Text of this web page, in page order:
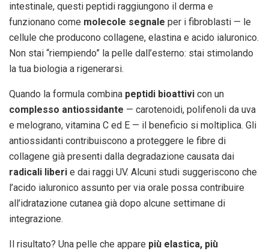
intestinale, questi peptidi raggiungono il derma e
funzionano come molecole segnale per i fibroblasti — le
cellule che producono collagene, elastina e acido ialuronico.
Non stai “riempiendo” la pelle dall’esterno: stai stimolando
la tua biologia a rigenerarsi.
Quando la formula combina peptidi bioattivi con un
complesso antiossidante — carotenoidi, polifenoli da uva
e melograno, vitamina C ed E — il beneficio si moltiplica. Gli
antiossidanti contribuiscono a proteggere le fibre di
collagene già presenti dalla degradazione causata dai
radicali liberi e dai raggi UV. Alcuni studi suggeriscono che
l’acido ialuronico assunto per via orale possa contribuire
all’idratazione cutanea già dopo alcune settimane di
integrazione.
Il risultato? Una pelle che appare più elastica, più